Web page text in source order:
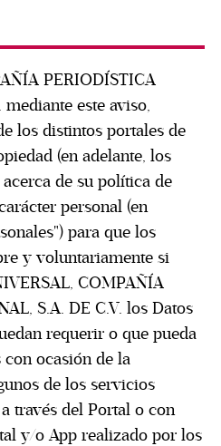
PERIODÍSTICA
mediante este aviso,
los distintos portales de
(en adelante, los
de su política de
personal (en
para que los
y voluntariamente si
COMPAÑÍA
S.A. DE C.V. los Datos
requerir o que pueda
ocasión de la
de los servicios
través del Portal o con
y/o App realizado por los